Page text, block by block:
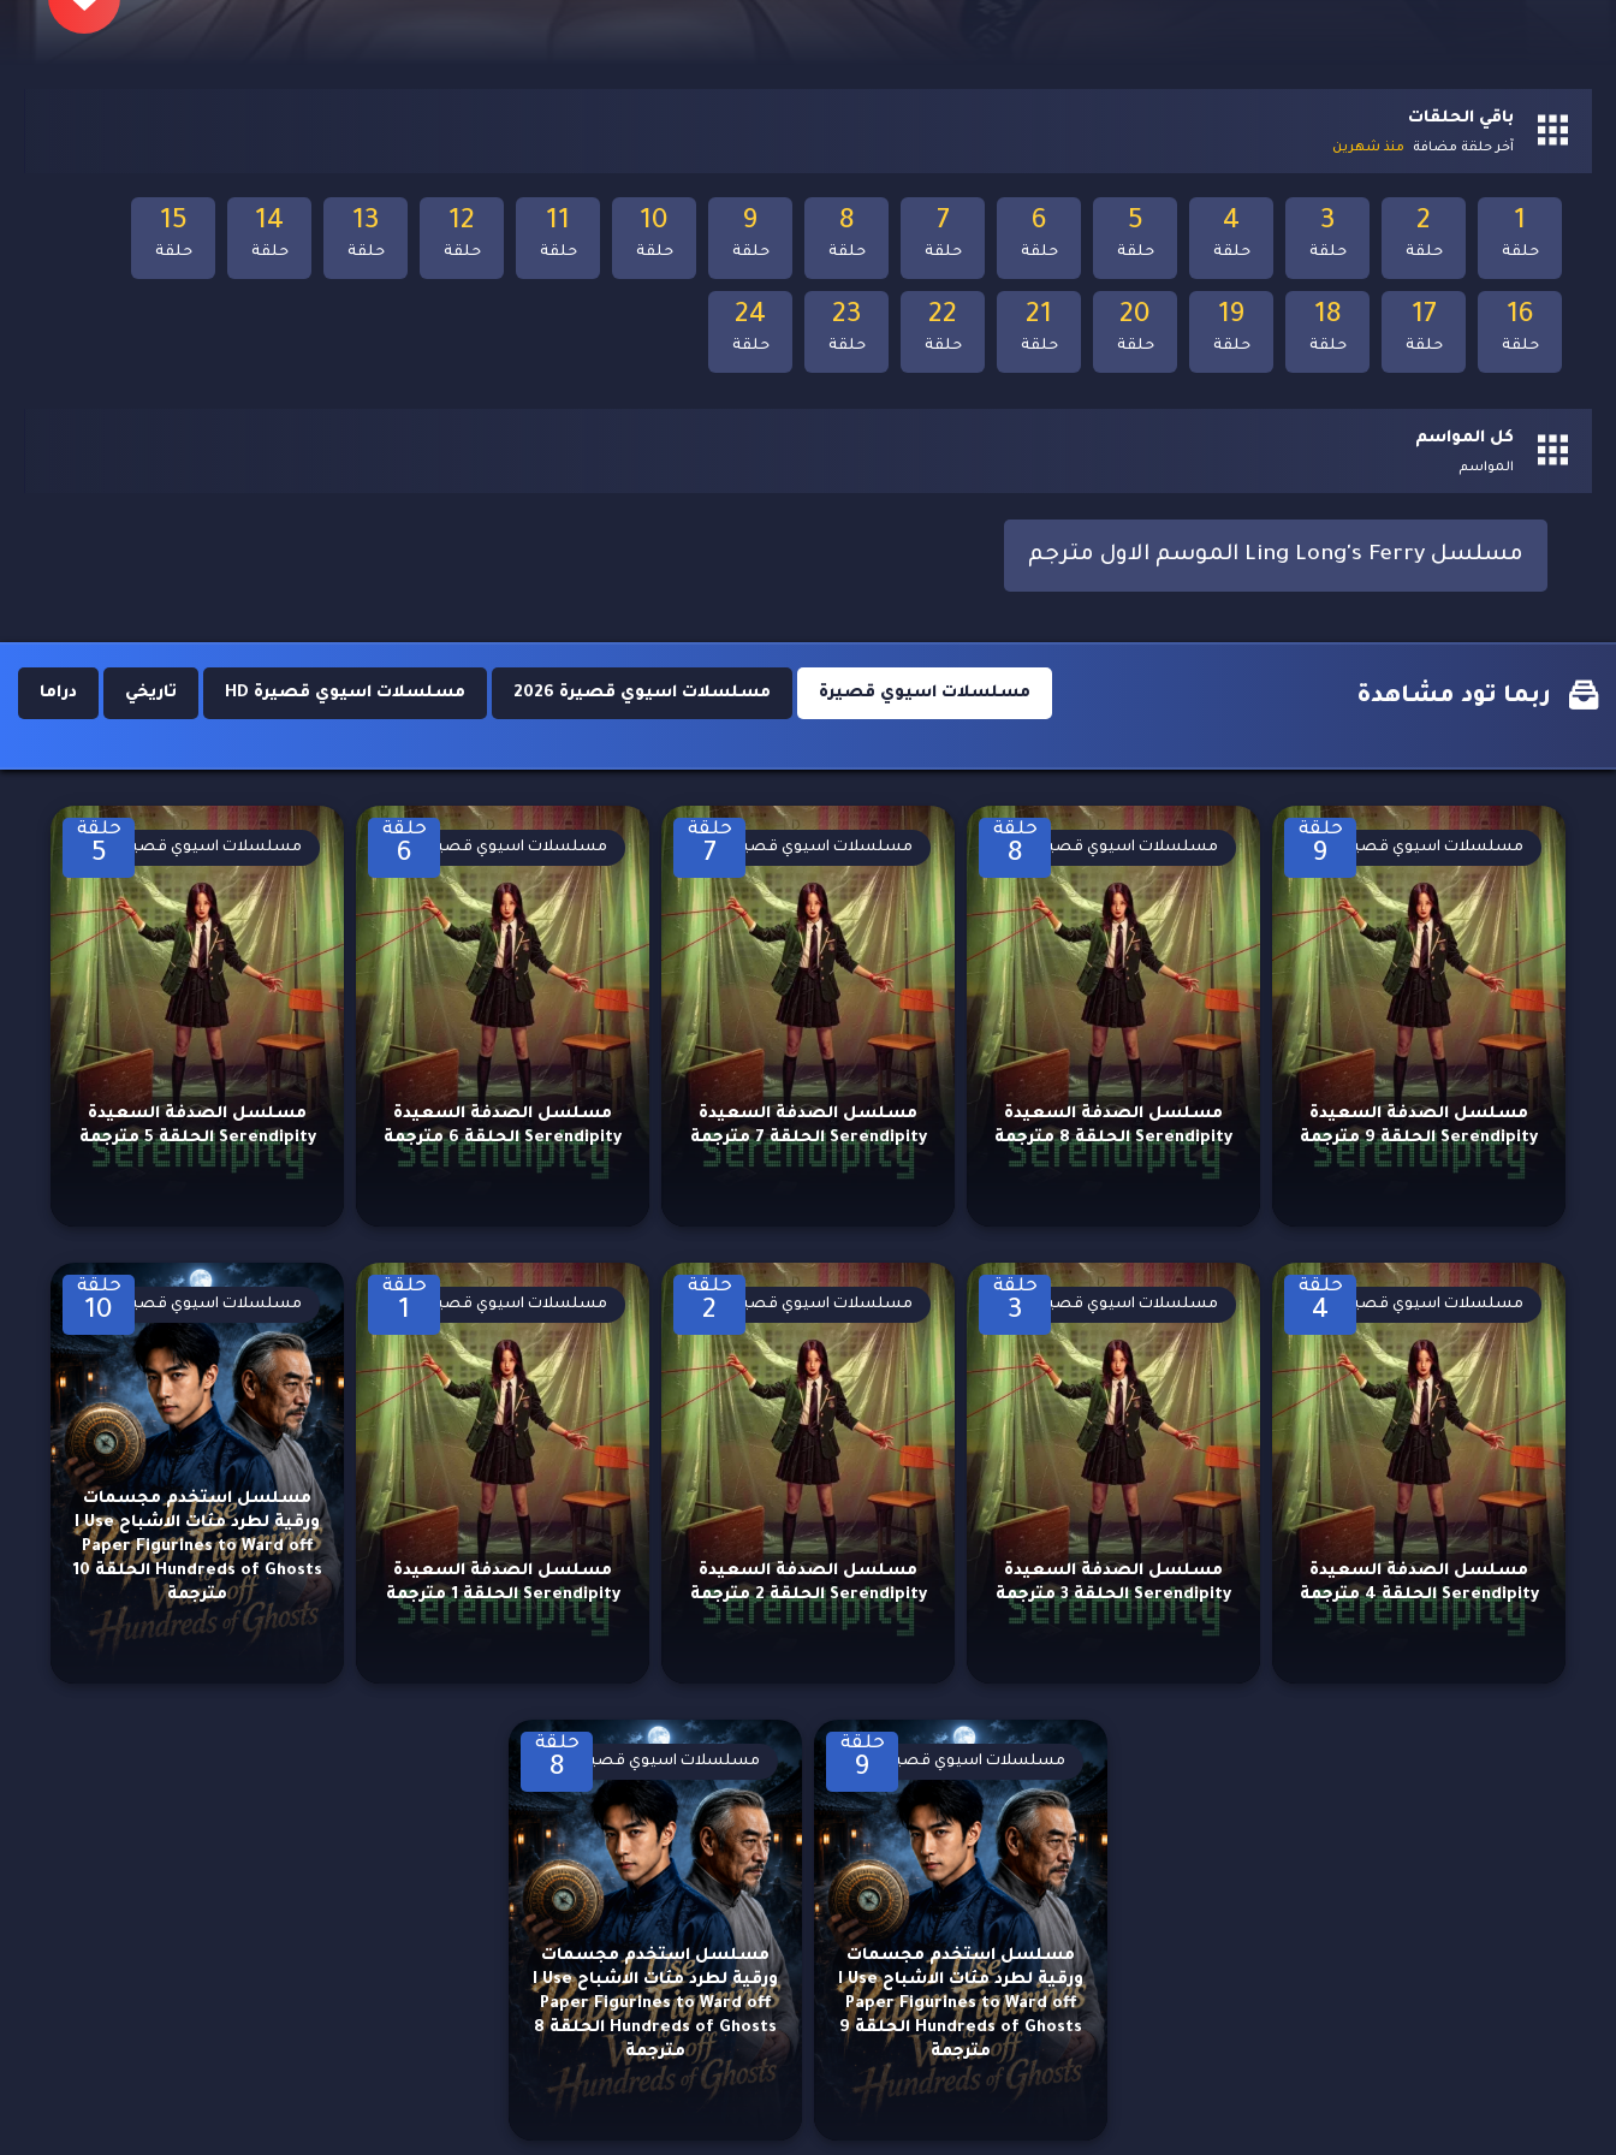
باقي الحلقات
آخر حلقة مضافة منذ شهرين
24
حلقة
23
حلقة
22
حلقة
21
حلقة
20
حلقة
19
حلقة
18
حلقة
17
حلقة
16
حلقة
15
حلقة
14
حلقة
13
حلقة
12
حلقة
11
حلقة
10
حلقة
9
حلقة
8
حلقة
7
حلقة
6
حلقة
5
حلقة
4
حلقة
3
حلقة
2
حلقة
1
حلقة
كل المواسم
المواسم
مسلسل Ling Long's Ferry الموسم الاول مترجم
ربما تود مشاهدة مسلسلات اسيوي قصيرة مسلسلات اسيوي قصيرة 2026 مسلسلات اسيوي قصيرة HD تاريخي دراما
حلقة
9
مسلسل الصدفة السعيدة
Serendipity الحلقة 9 مترجمة
مسلسلات اسيوي قصيرة
حلقة
8
مسلسل الصدفة السعيدة
Serendipity الحلقة 8 مترجمة
مسلسلات اسيوي قصيرة
حلقة
7
مسلسل الصدفة السعيدة
Serendipity الحلقة 7 مترجمة
مسلسلات اسيوي قصيرة
حلقة
6
مسلسل الصدفة السعيدة
Serendipity الحلقة 6 مترجمة
مسلسلات اسيوي قصيرة
حلقة
5
مسلسل الصدفة السعيدة
Serendipity الحلقة 5 مترجمة
مسلسلات اسيوي قصيرة
حلقة
4
مسلسل الصدفة السعيدة
Serendipity الحلقة 4 مترجمة
مسلسلات اسيوي قصيرة
حلقة
3
مسلسل الصدفة السعيدة
Serendipity الحلقة 3 مترجمة
مسلسلات اسيوي قصيرة
حلقة
2
مسلسل الصدفة السعيدة
Serendipity الحلقة 2 مترجمة
مسلسلات اسيوي قصيرة
حلقة
1
مسلسل الصدفة السعيدة
Serendipity الحلقة 1 مترجمة
مسلسلات اسيوي قصيرة
حلقة
10
مسلسل استخدم مجسمات
ورقية لطرد مئات الاشباح I Use
Paper Figurines to Ward off
Hundreds of Ghosts الحلقة 10
مترجمة
مسلسلات اسيوي قصيرة
حلقة
9
مسلسل استخدم مجسمات
ورقية لطرد مئات الاشباح I Use
Paper Figurines to Ward off
Hundreds of Ghosts الحلقة 9
مترجمة
مسلسلات اسيوي قصيرة
حلقة
8
مسلسل استخدم مجسمات
ورقية لطرد مئات الاشباح I Use
Paper Figurines to Ward off
Hundreds of Ghosts الحلقة 8
مترجمة
مسلسلات اسيوي قصيرة